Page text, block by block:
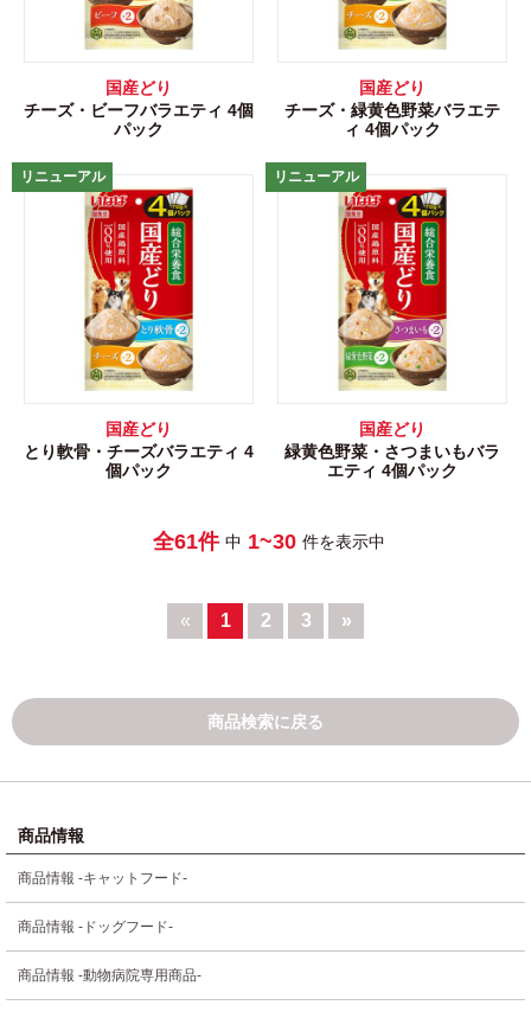
国産どり
チーズ・ビーフバラエティ 4個
パック
国産どり
チーズ・緑黄色野菜バラエテ
ィ 4個パック
リニューアル
国産どり
とり軟骨・チーズバラエティ 4
個パック
リニューアル
国産どり
緑黄色野菜・さつまいもバラ
エティ 4個パック
全61件 中 1~30 件を表示中
« 1 2 3 »
商品検索に戻る
商品情報
商品情報 -キャットフード-
商品情報 -ドッグフード-
商品情報 -動物病院専用商品-